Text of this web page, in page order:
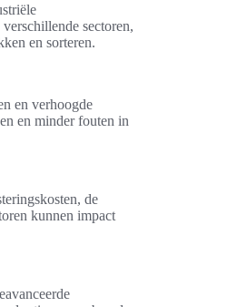
sectoren,
en sorteren.
en verhoogde
en minder fouten in
de
kunnen impact